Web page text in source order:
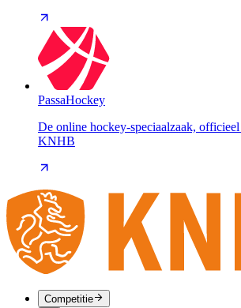
PassaHockey
De online hockey-speciaalzaak,
KNHB
Competitie